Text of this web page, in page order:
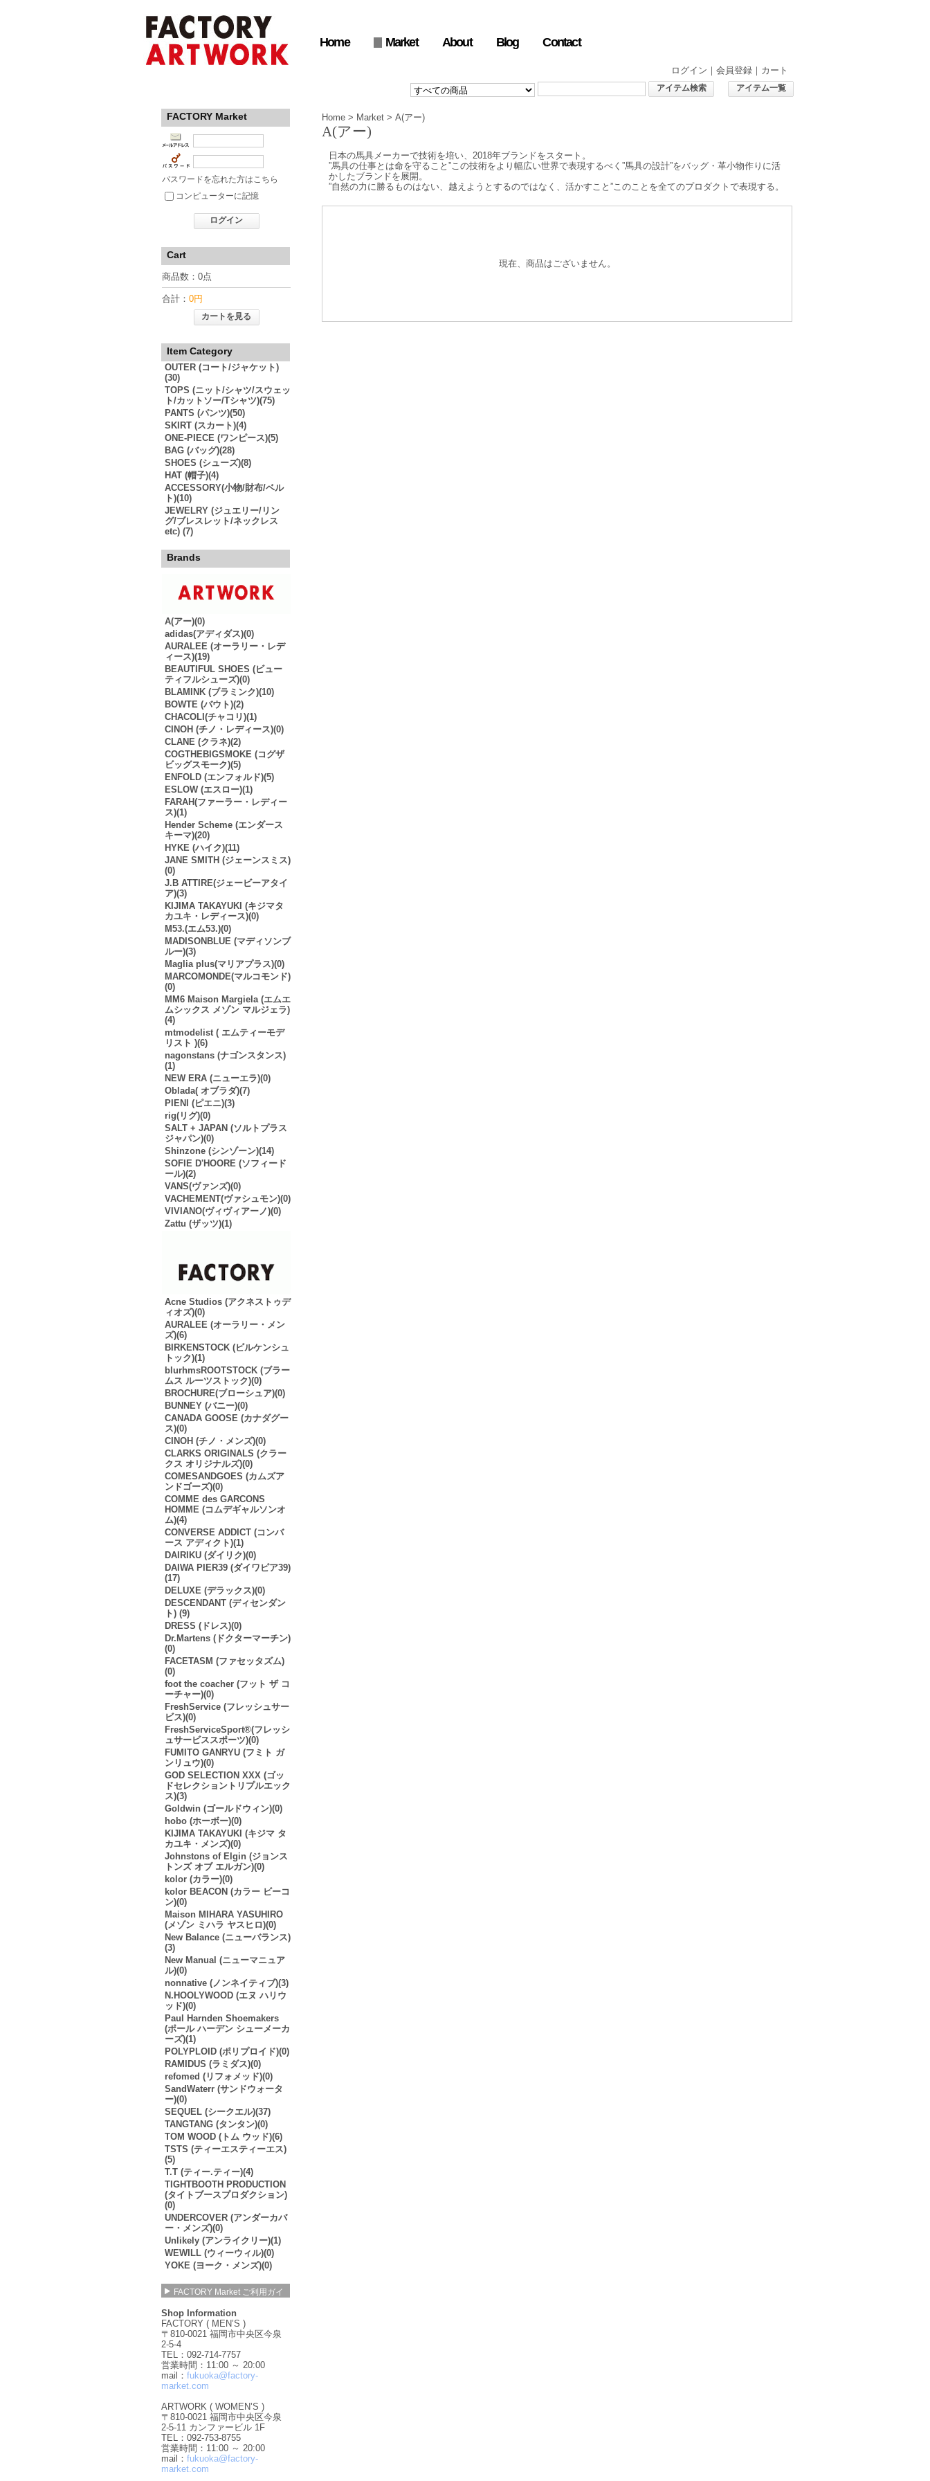
Home Market About Blog Contact
ログイン ｜ 会員登録 ｜ カート
アイテム一覧
アイテム検索
FACTORY Market
パスワードを忘れた方はこちら
コンピューターに記憶
ログイン
Cart
商品数：0点
合計： 0円
カートを見る
Item Category
OUTER (コート/ジャケット)
(30)
TOPS (ニット/シャツ/スウェッ
ト/カットソー/Tシャツ)(75)
PANTS (パンツ)(50)
SKIRT (スカート)(4)
ONE-PIECE (ワンピース)(5)
BAG (バッグ)(28)
SHOES (シューズ)(8)
HAT (帽子)(4)
ACCESSORY(小物/財布/ベル
ト)(10)
JEWELRY (ジュエリー/リン
グ/ブレスレット/ネックレス
etc) (7)
Brands
A(アー)(0)
adidas(アディダス)(0)
AURALEE (オーラリー・レデ
ィース)(19)
BEAUTIFUL SHOES (ビュー
ティフルシューズ)(0)
BLAMINK (ブラミンク)(10)
BOWTE (バウト)(2)
CHACOLI(チャコリ)(1)
CINOH (チノ・レディース)(0)
CLANE (クラネ)(2)
COGTHEBIGSMOKE (コグザ
ビッグスモーク)(5)
ENFOLD (エンフォルド)(5)
ESLOW (エスロー)(1)
FARAH(ファーラー・レディー
ス)(1)
Hender Scheme (エンダース
キーマ)(20)
HYKE (ハイク)(11)
JANE SMITH (ジェーンスミス)
(0)
J.B ATTIRE(ジェービーアタイ
ア)(3)
KIJIMA TAKAYUKI (キジマタ
カユキ・レディース)(0)
M53.(エム53.)(0)
MADISONBLUE (マディソンブ
ルー)(3)
Maglia plus(マリアプラス)(0)
MARCOMONDE(マルコモンド)
(0)
MM6 Maison Margiela (エムエ
ムシックス メゾン マルジェラ)
(4)
mtmodelist ( エムティーモデ
リスト )(6)
nagonstans (ナゴンスタンス)
(1)
NEW ERA (ニューエラ)(0)
Oblada( オブラダ)(7)
PIENI (ピエニ)(3)
rig(リグ)(0)
SALT + JAPAN (ソルトプラス
ジャパン)(0)
Shinzone (シンゾーン)(14)
SOFIE D'HOORE (ソフィード
ール)(2)
VANS(ヴァンズ)(0)
VACHEMENT(ヴァシュモン)(0)
VIVIANO(ヴィヴィアーノ)(0)
Zattu (ザッツ)(1)
Acne Studios (アクネストゥデ
ィオズ)(0)
AURALEE (オーラリー・メン
ズ)(6)
BIRKENSTOCK (ビルケンシュ
トック)(1)
blurhmsROOTSTOCK (ブラー
ムス ルーツストック)(0)
BROCHURE(ブローシュア)(0)
BUNNEY (バニー)(0)
CANADA GOOSE (カナダグー
ス)(0)
CINOH (チノ・メンズ)(0)
CLARKS ORIGINALS (クラー
クス オリジナルズ)(0)
COMESANDGOES (カムズア
ンドゴーズ)(0)
COMME des GARCONS
HOMME (コムデギャルソンオ
ム)(4)
CONVERSE ADDICT (コンバ
ース アディクト)(1)
DAIRIKU (ダイリク)(0)
DAIWA PIER39 (ダイワピア39)
(17)
DELUXE (デラックス)(0)
DESCENDANT (ディセンダン
ト) (9)
DRESS (ドレス)(0)
Dr.Martens (ドクターマーチン)
(0)
FACETASM (ファセッタズム)
(0)
foot the coacher (フット ザ コ
ーチャー)(0)
FreshService (フレッシュサー
ビス)(0)
FreshServiceSport®︎(フレッシ
ュサービススポーツ)(0)
FUMITO GANRYU (フミト ガ
ンリュウ)(0)
GOD SELECTION XXX (ゴッ
ドセレクショントリプルエック
ス)(3)
Goldwin (ゴールドウィン)(0)
hobo (ホーボー)(0)
KIJIMA TAKAYUKI (キジマ タ
カユキ・メンズ)(0)
Johnstons of Elgin (ジョンス
トンズ オブ エルガン)(0)
kolor (カラー)(0)
kolor BEACON (カラー ビーコ
ン)(0)
Maison MIHARA YASUHIRO
(メゾン ミハラ ヤスヒロ)(0)
New Balance (ニューバランス)
(3)
New Manual (ニューマニュア
ル)(0)
nonnative (ノンネイティブ)(3)
N.HOOLYWOOD (エヌ ハリウ
ッド)(0)
Paul Harnden Shoemakers
(ポール ハーデン シューメーカ
ーズ)(1)
POLYPLOID (ポリプロイド)(0)
RAMIDUS (ラミダス)(0)
refomed (リフォメッド)(0)
SandWaterr (サンドウォータ
ー)(0)
SEQUEL (シークエル)(37)
TANGTANG (タンタン)(0)
TOM WOOD (トム ウッド)(6)
TSTS (ティーエスティーエス)
(5)
T.T (ティー.ティー)(4)
TIGHTBOOTH PRODUCTION
(タイトブースプロダクション)
(0)
UNDERCOVER (アンダーカバ
ー・メンズ)(0)
Unlikely (アンライクリー)(1)
WEWILL (ウィーウィル)(0)
YOKE (ヨーク・メンズ)(0)
FACTORY Market ご利用ガイ
Shop Information
FACTORY ( MEN’S )
〒810-0021 福岡市中央区今泉
2-5-4
TEL：092-714-7757
営業時間：11:00 ～ 20:00
mail： fukuoka@factory-
market.com
ARTWORK ( WOMEN’S )
〒810-0021 福岡市中央区今泉
2-5-11 カンファービル 1F
TEL：092-753-8755
営業時間：11:00 ～ 20:00
mail： fukuoka@factory-
market.com
Home > Market > A(アー)
A(アー)
日本の馬具メーカーで技術を培い、2018年ブランドをスタート。
”馬具の仕事とは命を守ること”この技術をより幅広い世界で表現するべく”馬具の設計”をバッグ・革小物作りに活
かしたブランドを展開。
”自然の力に勝るものはない、越えようとするのではなく、活かすこと”このことを全てのプロダクトで表現する。
現在、商品はございません。